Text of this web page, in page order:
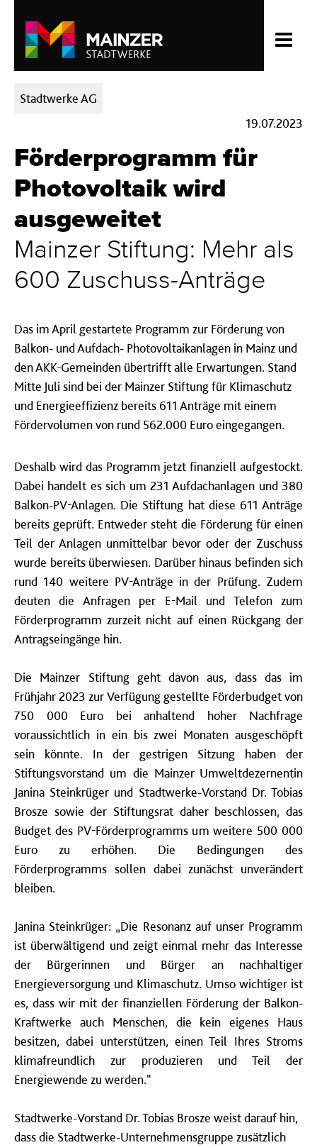
Kategorien:
Stadtwerke AG
19.07.2023
Förderprogramm für
Photovoltaik wird
ausgeweitet
Mainzer Stiftung: Mehr als
600 Zuschuss-Anträge
Das im April gestartete Programm zur Förderung von
Balkon- und Aufdach- Photovoltaikanlagen in Mainz und
den AKK-Gemeinden übertrifft alle Erwartungen. Stand
Mitte Juli sind bei der Mainzer Stiftung für Klimaschutz
und Energieeffizienz bereits 611 Anträge mit einem
Fördervolumen von rund 562.000 Euro eingegangen.
Deshalb wird das Programm jetzt finanziell aufgestockt.
Dabei handelt es sich um 231 Aufdachanlagen und 380
Balkon-PV-Anlagen. Die Stiftung hat diese 611 Anträge
bereits geprüft. Entweder steht die Förderung für einen
Teil der Anlagen unmittelbar bevor oder der Zuschuss
wurde bereits überwiesen. Darüber hinaus befinden sich
rund 140 weitere PV-Anträge in der Prüfung. Zudem
deuten die Anfragen per E-Mail und Telefon zum
Förderprogramm zurzeit nicht auf einen Rückgang der
Antragseingänge hin.
Die Mainzer Stiftung geht davon aus, dass das im
Frühjahr 2023 zur Verfügung gestellte Förderbudget von
750 000 Euro bei anhaltend hoher Nachfrage
voraussichtlich in ein bis zwei Monaten ausgeschöpft
sein könnte. In der gestrigen Sitzung haben der
Stiftungsvorstand um die Mainzer Umweltdezernentin
Janina Steinkrüger und Stadtwerke-Vorstand Dr. Tobias
Brosze sowie der Stiftungsrat daher beschlossen, das
Budget des PV-Förderprogramms um weitere 500 000
Euro zu erhöhen. Die Bedingungen des
Förderprogramms sollen dabei zunächst unverändert
bleiben.
Janina Steinkrüger: „Die Resonanz auf unser Programm
ist überwältigend und zeigt einmal mehr das Interesse
der Bürgerinnen und Bürger an nachhaltiger
Energieversorgung und Klimaschutz. Umso wichtiger ist
es, dass wir mit der finanziellen Förderung der Balkon-
Kraftwerke auch Menschen, die kein eigenes Haus
besitzen, dabei unterstützen, einen Teil Ihres Stroms
klimafreundlich zur produzieren und Teil der
Energiewende zu werden."
Stadtwerke-Vorstand Dr. Tobias Brosze weist darauf hin,
dass die Stadtwerke-Unternehmensgruppe zusätzlich